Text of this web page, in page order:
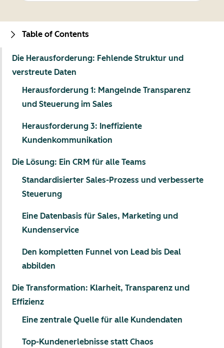
Table of Contents
Die Herausforderung: Fehlende Struktur und
verstreute Daten
Herausforderung 1: Mangelnde Transparenz
und Steuerung im Sales
Herausforderung 3: Ineffiziente
Kundenkommunikation
Die Lösung: Ein CRM für alle Teams
Standardisierter Sales-Prozess und verbesserte
Steuerung
Eine Datenbasis für Sales, Marketing und
Kundenservice
Den kompletten Funnel von Lead bis Deal
abbilden
Die Transformation: Klarheit, Transparenz und
Effizienz
Eine zentrale Quelle für alle Kundendaten
Top-Kundenerlebnisse statt Chaos